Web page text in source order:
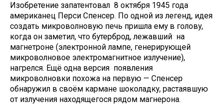
Изобретение запатентовал 8 октября 1945 года
американец Перси Спенсер. По одной из легенд, идея
создать микроволновую печь пришла ему в голову,
когда он заметил, что бутерброд, лежавший на
магнетроне (электронной лампе, генерирующей
микроволновое электромагнитное излучение),
нагрелся. Ещё одна версия появления
микроволновки похожа на первую — Спенсер
обнаружил в своём кармане шоколадку, растаявшую
от излучения находящегося рядом магнерона.